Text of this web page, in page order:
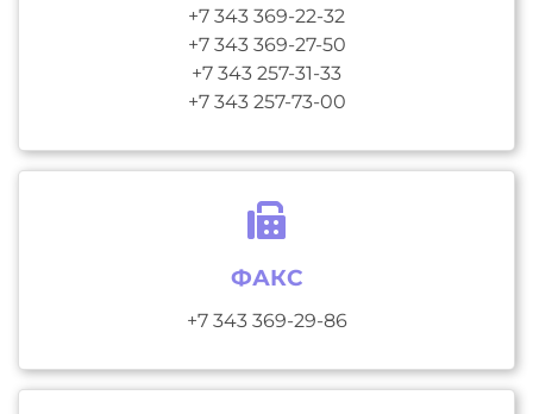
+7 343 369-22-32
+7 343 369-27-50
+7 343 257-31-33
+7 343 257-73-00
ФАКС
+7 343 369-29-86